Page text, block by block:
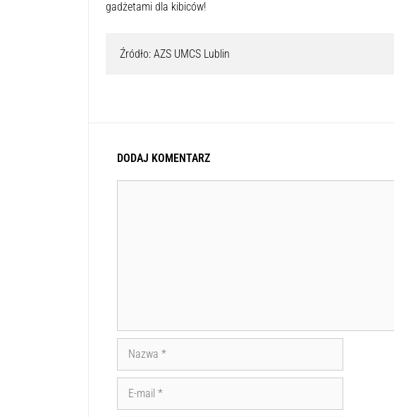
gadżetami dla kibiców!
Źródło: AZS UMCS Lublin
DODAJ KOMENTARZ